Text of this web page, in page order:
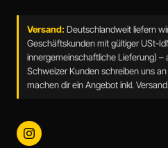
Versand: Deutschlandweit liefern
Geschäftskunden mit gültiger USt-
innergemeinschaftliche Lieferung) –
Schweizer Kunden schreiben uns an
machen dir ein Angebot inkl. Versand.